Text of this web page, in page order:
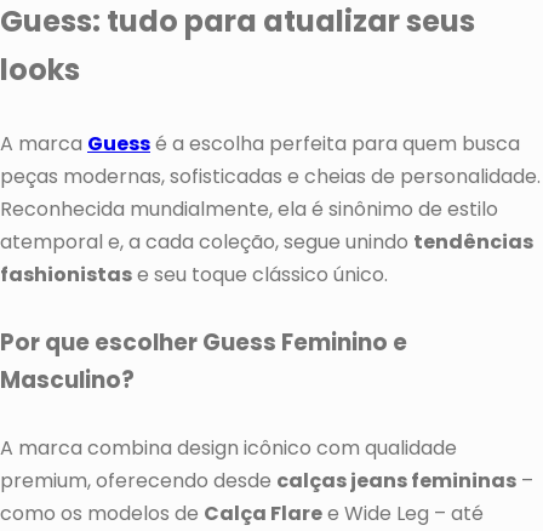
Guess: tudo para atualizar seus
looks
A marca Guessé a escolha perfeita para quem busca
peças modernas, sofisticadas e cheias de personalidade.
Reconhecida mundialmente, ela é sinônimo de estilo
atemporal e, a cada coleção, segue unindo tendências
fashionistase seu toque clássico único.
Por que escolher Guess Feminino e
Masculino?
A marca combina design icônico com qualidade
premium, oferecendo desde calças jeans femininas –
como os modelos de Calça Flaree Wide Leg – até